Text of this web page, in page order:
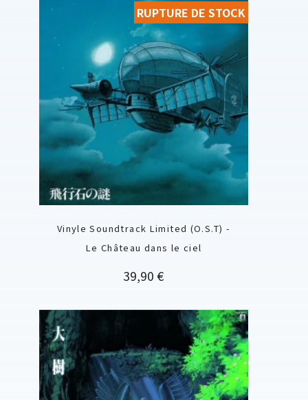
Vinyle Soundtrack Limited (O.S.T) -
Le Château dans le ciel
Prix
39,90 €
RUPTURE DE STOCK